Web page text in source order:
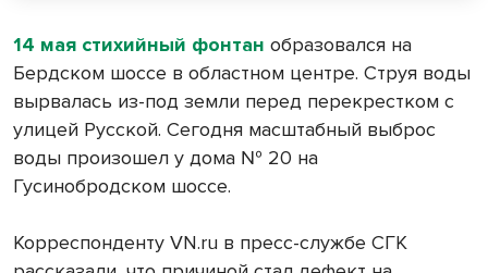
14 мая стихийный фонтан образовался на
Бердском шоссе в областном центре. Струя воды
вырвалась из-под земли перед перекрестком с
улицей Русской. Сегодня масштабный выброс
воды произошел у дома № 20 на
Гусинобродском шоссе.
Корреспонденту VN.ru в пресс-службе СГК